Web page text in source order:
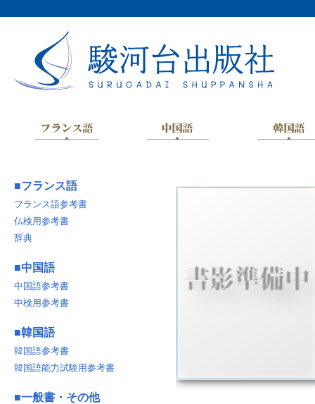
■フランス語
フランス語参考書
仏検用参考書
辞典
■中国語
中国語参考書
中検用参考書
■韓国語
韓国語参考書
韓国語能力試験用参考書
■一般書・その他